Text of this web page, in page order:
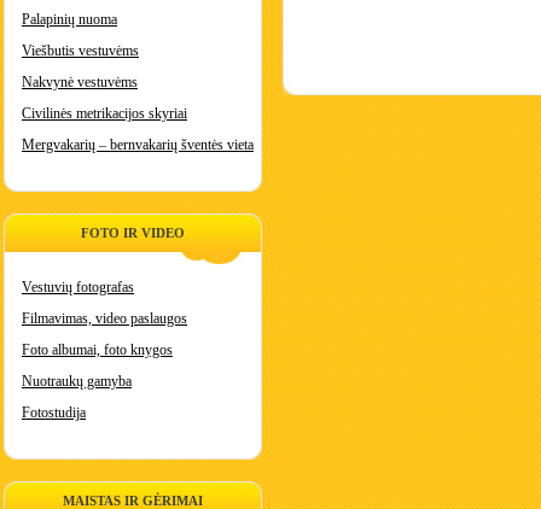
Palapinių nuoma
Viešbutis vestuvėms
Nakvynė vestuvėms
Civilinės metrikacijos skyriai
Mergvakarių – bernvakarių šventės vieta
FOTO IR VIDEO
Vestuvių fotografas
Filmavimas, video paslaugos
Foto albumai, foto knygos
Nuotraukų gamyba
Fotostudija
MAISTAS IR GĖRIMAI